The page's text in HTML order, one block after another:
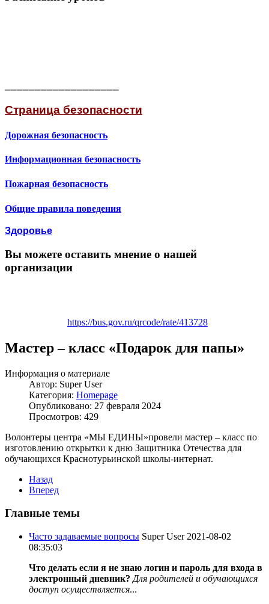
Страница безопасности
Дорожная безопасность
Информационная безопасность
Пожарная безопасность
Общие правила поведения
Здоровье
Вы можете оставить мнение о нашей
организации
https://bus.gov.ru/qrcode/rate/413728
Мастер – класс «Подарок для папы»
Информация о материале
Автор: Super User
Категория: Homepage
Опубликовано: 27 февраля 2024
Просмотров: 429
Волонтеры центра «МЫ ЕДИНЫ»провели мастер – класс по
изготовлению открытки к дню Защитника Отечества для
обучающихся Краснотурьинской школы-интернат.
Назад
Вперед
Главные темы
Часто задаваемые вопросы Super User 2021-08-02
08:35:03
Что делать если я не знаю логин и пароль для входа в
электронный дневник? Для родителей и обучающихся
доступ осуществляется...